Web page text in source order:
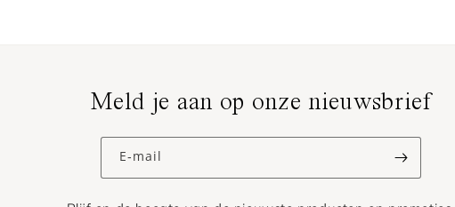
Meld je aan op onze nieuwsbrief
E‑mail